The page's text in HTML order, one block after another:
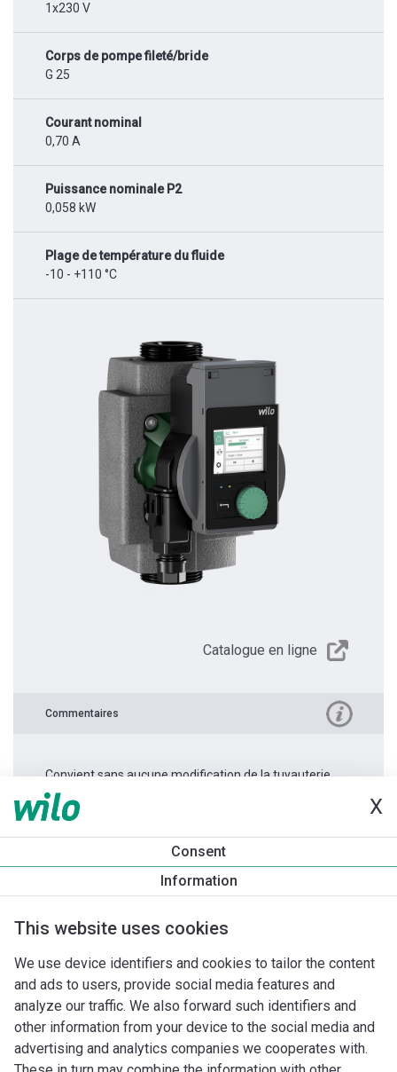
X
Consent
Information
This website uses cookies
We use device identifiers and cookies to tailor the content
and ads to users, provide social media features and
analyze our traffic. We also forward such identifiers and
other information from your device to the social media and
advertising and analytics companies we cooperates with.
1x230 V
Corps de pompe fileté/bride
G 25
Courant nominal
0,70 A
Puissance nominale P2
0,058 kW
Plage de température du fluide
-10 - +110 °C
Catalogue en ligne
Commentaires
Convient sans aucune modification de la tuyauterie.
Informations produit
Stratos PICO 15/0,5-8 -130